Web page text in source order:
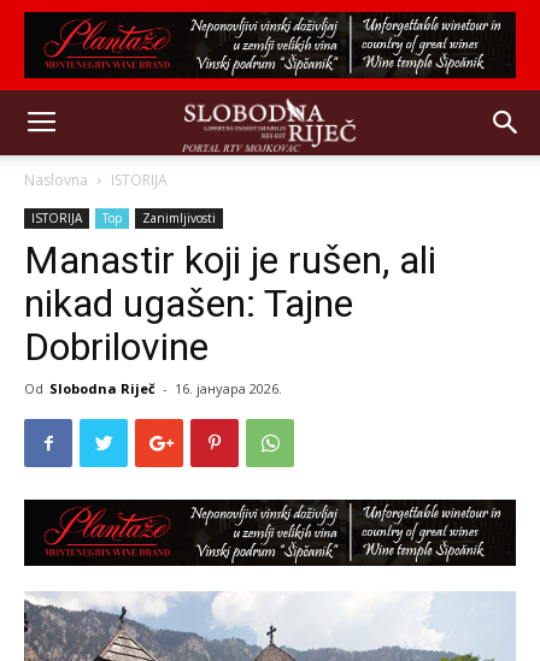
Naslovna ISTORIJA
ISTORIJA Top Zanimljivosti
Manastir koji je rušen, ali
nikad ugašen: Tajne
Dobrilovine
Od Slobodna Riječ - 16. јануара 2026.